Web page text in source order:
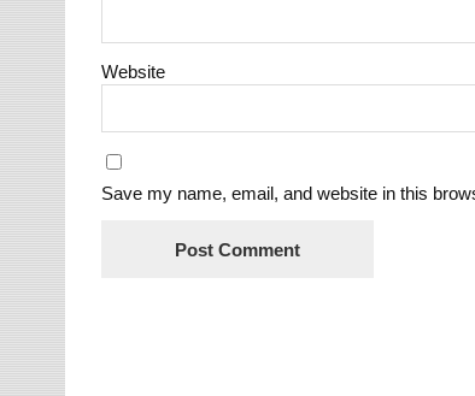
Website
Save my name, email, and website in this